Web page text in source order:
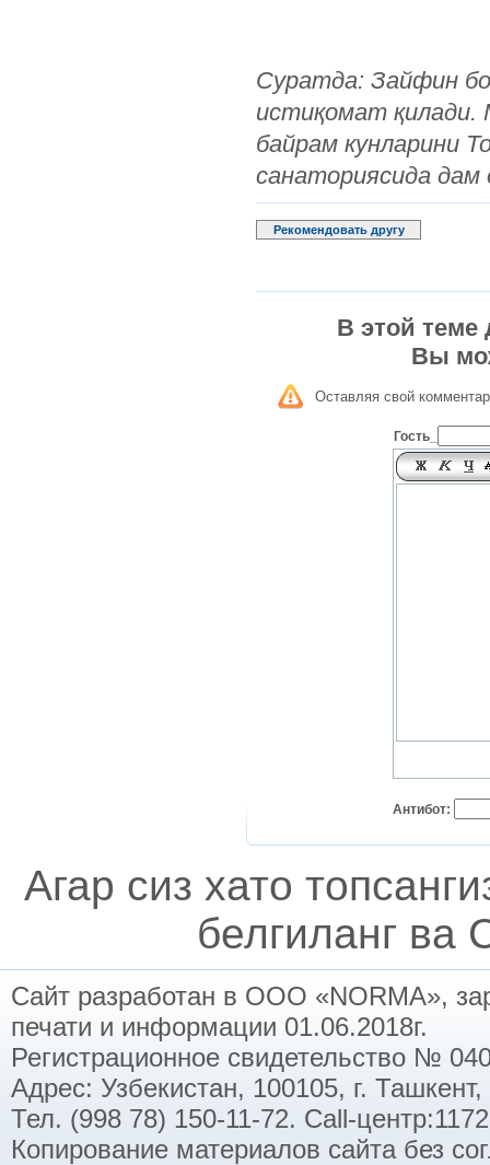
Суратда: Зайфин
истиқомат қилади.
байрам кунларини
санаториясида дам
Рекомендовать другу
В этой теме
Вы
Оставляя свой
Гость_
Антибот:
Агар сиз хато
белгиланг ва
Сайт разработан в ООО «NORMA»,
печати и информации 01.06.2018г.
Регистрационное свидетельство №
Адрес: Узбекистан, 100105, г.
Тел. (998 78) 150-11-72. Call-
Копирование материалов сайта без